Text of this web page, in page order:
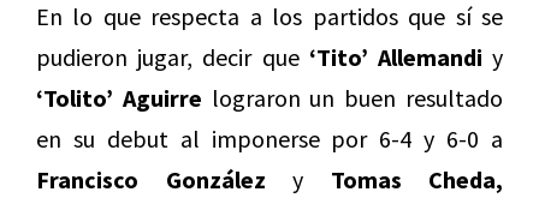
En lo que respecta a los partidos que sí se
pudieron jugar, decir que ‘Tito’ Allemandi y
‘Tolito’ Aguirre lograron un buen resultado
en su debut al imponerse por 6-4 y 6-0 a
Francisco González y Tomas Cheda,